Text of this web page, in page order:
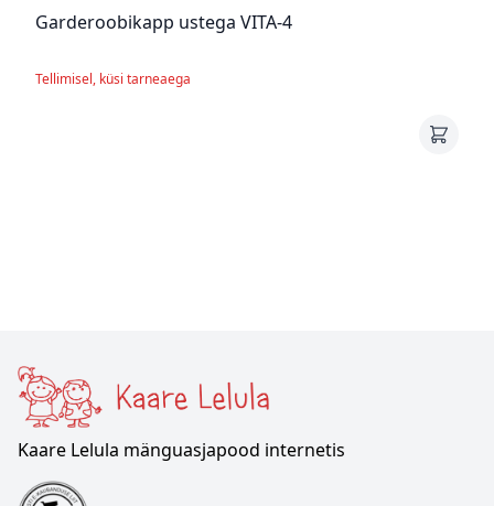
Garderoobikapp ustega VITA-4
Tellimisel, küsi tarneaega
Kaare Lelula mänguasjapood internetis